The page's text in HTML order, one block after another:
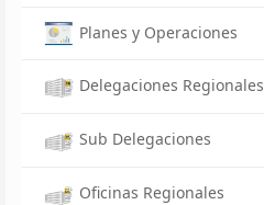
Planes y Operaciones
Delegaciones Regionales
Sub Delegaciones
Oficinas Regionales